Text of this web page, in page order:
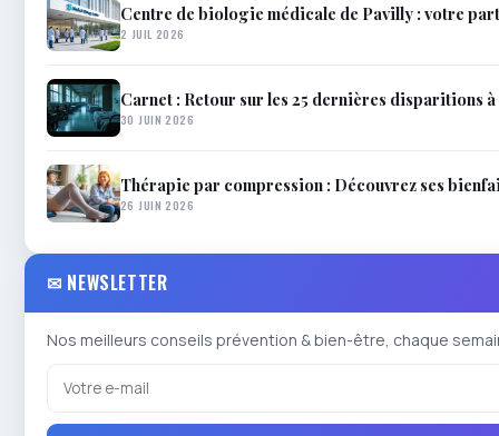
Centre de biologie médicale de Pavilly : votre
2 JUIL 2026
Carnet : Retour sur les 25 dernières disparitions
30 JUIN 2026
Thérapie par compression : Découvrez ses
26 JUIN 2026
✉ NEWSLETTER
Nos meilleurs conseils prévention & bien-être, chaque